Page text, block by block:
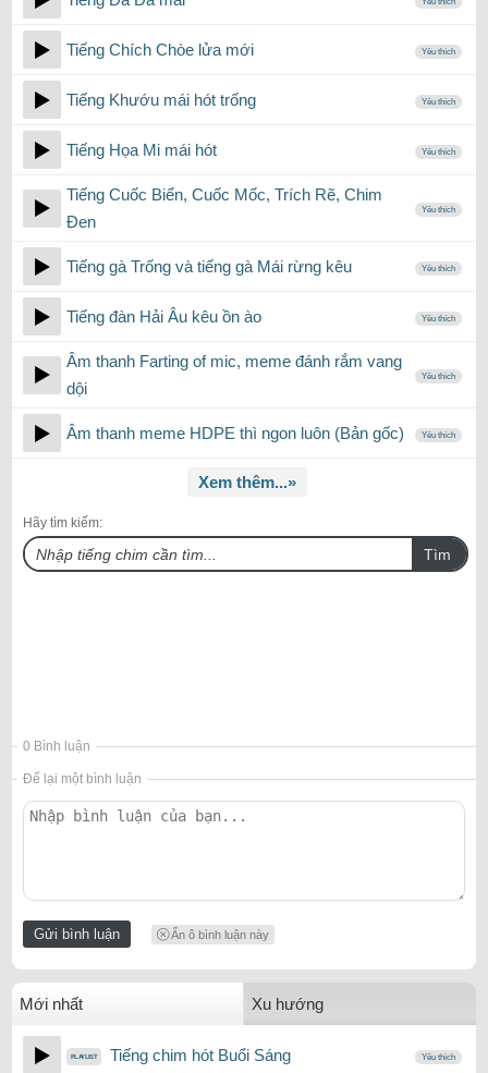
Tiếng Chích Chòe lửa mới Yêu thích
Tiếng Khướu mái hót trống Yêu thích
Tiếng Họa Mi mái hót Yêu thích
Tiếng Cuốc Biển, Cuốc Mốc, Trích Rẽ, Chim
Đen
Yêu thích
Tiếng gà Trống và tiếng gà Mái rừng kêu Yêu thích
Tiếng đàn Hải Âu kêu ồn ào Yêu thích
Âm thanh Farting of mic, meme đánh rắm vang
dội
Yêu thích
Âm thanh meme HDPE thì ngon luôn (Bản gốc) Yêu thích
Xem thêm...»
Hãy tìm kiếm:
Tìm
0 Bình luận
Để lại một bình luận
Ẩn ô bình luận này
Mới nhất Xu hướng
Tiếng chim hót Buổi Sáng Yêu thích